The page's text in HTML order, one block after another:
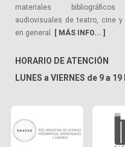
materiales
audiovisuales de teatro, cine y
en general. [ MÁS INFO... ]
HORARIO DE ATENCIÓN
LUNES a VIERNES de 9 a 19